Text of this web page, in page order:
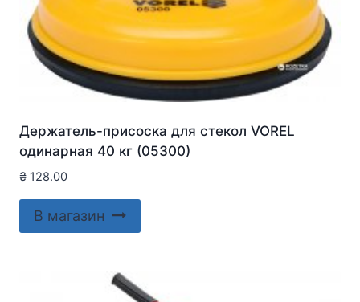
Держатель-присоска для стекол VOREL
одинарная 40 кг (05300)
₴ 128.00
В магазин